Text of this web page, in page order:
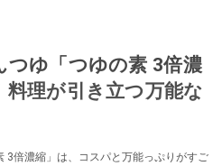
つゆ「つゆの素 3倍濃
理が引き立つ万能な
3倍濃縮」は、コスパと万能っぷりがすご